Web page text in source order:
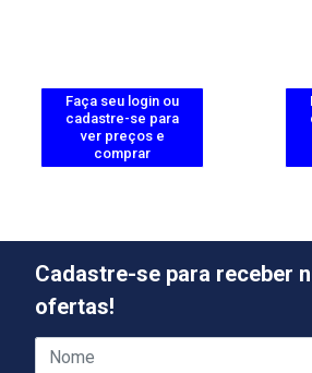
Faça seu login ou
cadastre-se para
ver preços e
comprar
Cadastre-se para receber
ofertas!